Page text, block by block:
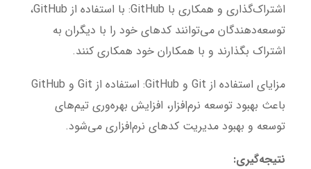
اشتراک‌گذاری و همکاری با GitHub:
با استفاده از GitHub،
توسعه‌دهندگان می‌توانند کدهای خود را با دیگران به
اشتراک بگذارند و با همکاران خود همکاری کنند.
مزایای استفاده از Git و GitHub:
استفاده از Git و GitHub
باعث بهبود توسعه نرم‌افزار، افزایش بهره‌وری تیم‌های
توسعه و بهبود مدیریت کدهای نرم‌افزاری می‌شود.
نتیجه‌گیری: